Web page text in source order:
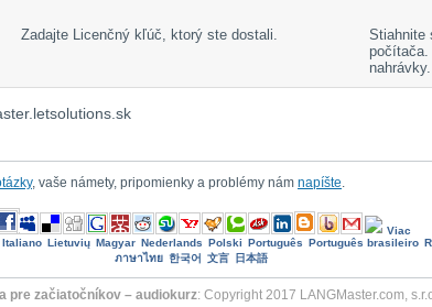
Zadajte Licenčný kľúč, ktorý ste dostali.
Stiahnite
nahrávky.
, vaše námety, pripomienky a problémy nám napíšte
Viac
Italiano Lietuvių Magyar Nederlands Polski Português Português brasileiro
ภาษาไทย 한국어 文言 日本語
pre začiatočníkov – audiokurz: Copyright 2017 LANGMaster.com,